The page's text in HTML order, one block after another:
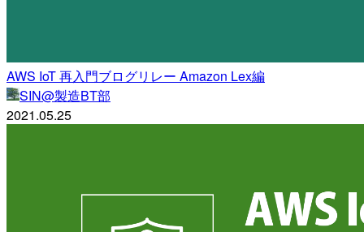
AWS IoT 再入門ブログリレー Amazon Lex編
SIN@製造BT部
2021.05.25